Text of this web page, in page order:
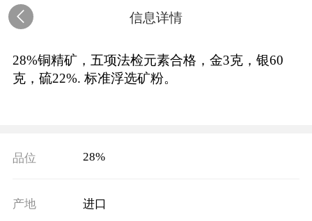
信息详情
28%铜精矿，五项法检元素合格，金3克，银60
克，硫22%. 标准浮选矿粉。
品位 28%
产地 进口